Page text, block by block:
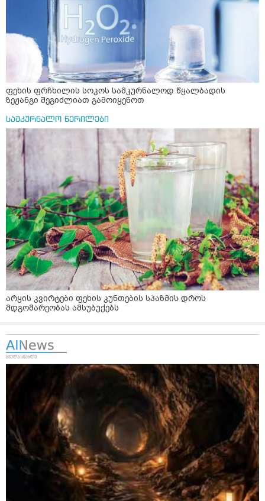
ფეხის ფრჩხილის სოკოს სამკურნალოდ წყალბადის
ზეჟანგი შეგიძლიათ გამოიყენოთ
სამკურნალო წერილები
არყის კვირტები ფეხის კუნთების სპაზმის დროს
მდგომარეობას ამსუბუქებს